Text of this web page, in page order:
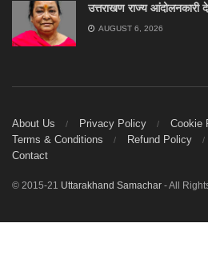
उत्तराखण राज्य आंदोलनकारी
AUGUST 6, 2026
About Us Privacy Policy
Cookie
Terms & Conditions
Refund Policy
Contact
© 2015-21 Uttarakhand Samachar - All